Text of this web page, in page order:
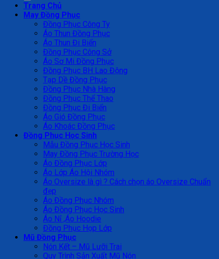
Trang Chủ
May Đồng Phục
Đồng Phục Công Ty
Áo Thun Đồng Phục
Áo Thun Đi Biển
Đồng Phục Công Sở
Áo Sơ Mi Đồng Phục
Đồng Phục BH Lao Động
Tạp Dề Đồng Phục
Đồng Phục Nhà Hàng
Đồng Phục Thể Thao
Đồng Phục Đi Biển
Áo Gió Đồng Phục
Áo Khoác Đồng Phục
Đồng Phục Học Sinh
Mẫu Đồng Phục Học Sinh
May Đồng Phục Trường Học
Áo Đồng Phục Lớp
Áo Lớp Áo Hội Nhóm
Áo Oversize là gì ? Cách chọn áo Oversize Chuẩn
đẹp
Áo Đồng Phục Nhóm
Áo Đồng Phục Học Sinh
Áo Nỉ ,Áo Hoodie
Đồng Phục Họp Lớp
Mũ Đồng Phục
Nón Kết – Mũ Lưỡi Trai
Quy Trình Sản Xuất Mũ Nón